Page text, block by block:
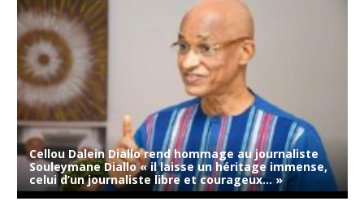
Cellou Dalein Diallo rend hommage au journaliste
Souleymane Diallo « il laisse un héritage immense,
celui d’un journaliste libre et courageux… »